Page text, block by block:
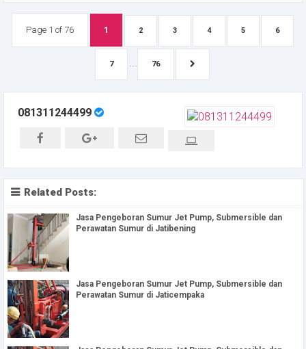
Page 1 of 76 1 2 3 4 5 6
7 76
081311244499
Related Posts:
Jasa Pengeboran Sumur Jet Pump, Submersible dan
Perawatan Sumur di Jatibening
Jasa Pengeboran Sumur Jet Pump, Submersible dan
Perawatan Sumur di Jaticempaka